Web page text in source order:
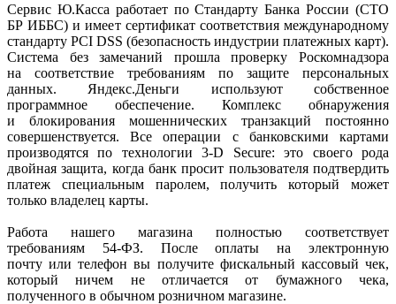
Сервис Ю.Касса работает по Стандарту Банка России (СТО
БР ИББС) и имеет сертификат соответствия международному
стандарту PCI DSS (безопасность индустрии платежных карт).
Система без замечаний прошла проверку Роскомнадзора
на соответствие требованиям по защите персональных
данных. Яндекс.Деньги используют собственное
программное обеспечение. Комплекс обнаружения
и блокирования мошеннических транзакций постоянно
совершенствуется. Все операции с банковскими картами
производятся по технологии 3-D Secure: это своего рода
двойная защита, когда банк просит пользователя подтвердить
платеж специальным паролем, получить который может
только владелец карты.
Работа нашего магазина полностью соответствует
требованиям 54-ФЗ. После оплаты на электронную
почту или телефон вы получите фискальный кассовый чек,
который ничем не отличается от бумажного чека,
полученного в обычном розничном магазине.